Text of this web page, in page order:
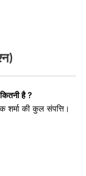
है ?
शर्मा की कुल संपत्ति।